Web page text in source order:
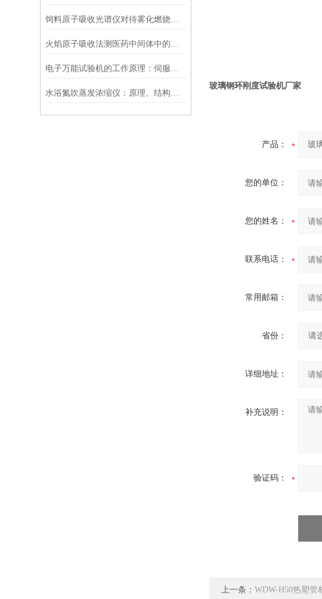
饲料原子吸收光谱仪对待雾化燃烧系统的维护
火焰原子吸收法测医药中间体中的铁含量
电子万能试验机的工作原理：伺服电机驱动与闭环控制技术解析
水浴氮吹蒸发浓缩仪：原理、结构与关键技术指标
玻璃钢环刚度试验机厂家
产品：
您的单位：
您的姓名：
联系电话：
常用邮箱：
省份：
详细地址：
补充说明：
验证码：
上一条：WDW-H50热塑管